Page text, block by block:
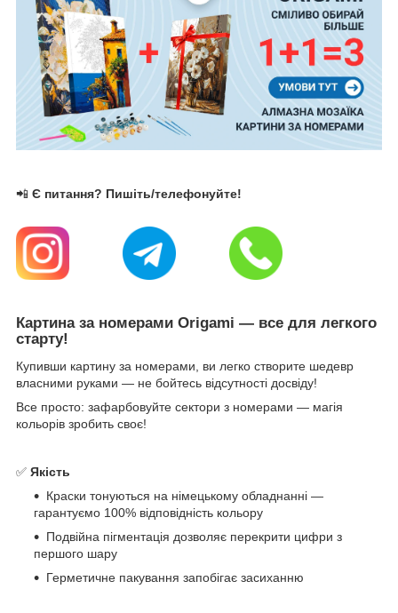
📲 Є питання? Пишіть/телефонуйте!
Картина за номерами Origami — все для легкого
старту!
Купивши картину за номерами, ви легко створите шедевр
власними руками — не бойтесь відсутності досвіду!
Все просто: зафарбовуйте сектори з номерами — магія
кольорів зробить своє!
✅ Якість
Краски тонуються на німецькому обладнанні —
гарантуємо 100% відповідність кольору
Подвійна пігментація дозволяє перекрити цифри з
першого шару
Герметичне пакування запобігає засиханню